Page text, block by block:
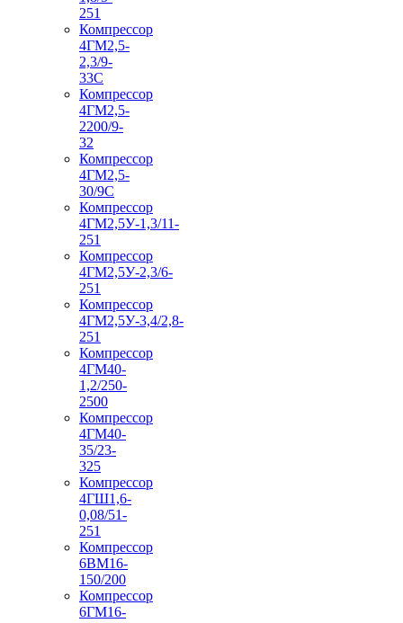
251
Компрессор
4ГМ2,5-
2,3/9-
33С
Компрессор
4ГМ2,5-
2200/9-
32
Компрессор
4ГМ2,5-
30/9С
Компрессор
4ГМ2,5У-1,3/11-
251
Компрессор
4ГМ2,5У-2,3/6-
251
Компрессор
4ГМ2,5У-3,4/2,8-
251
Компрессор
4ГМ40-
1,2/250-
2500
Компрессор
4ГМ40-
35/23-
325
Компрессор
4ГШ1,6-
0,08/51-
251
Компрессор
6ВМ16-
150/200
Компрессор
6ГМ16-